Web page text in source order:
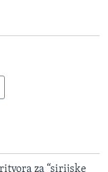
za “sirijske